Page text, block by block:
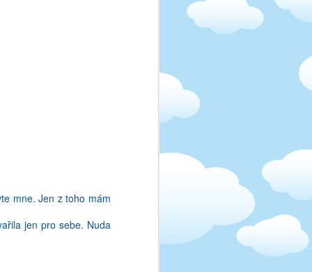
mne. Jen z toho mám
jen pro sebe. Nuda
a tim to konci.
pac tohle je moje
v anglictine uplne
to slysite v primem
Treba jo, to je
Jeden chlapek v
jsem "jen" tri roky.
nez to vypustite do
Oscara za film, a